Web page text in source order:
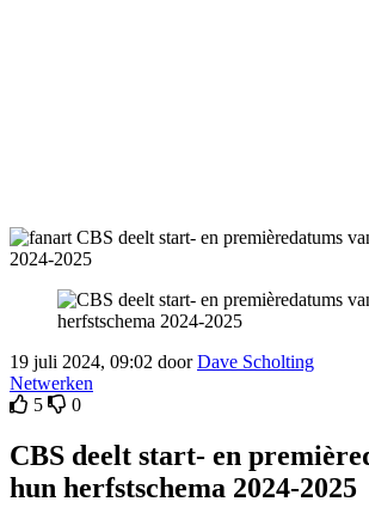
19 juli 2024, 09:02 doorDave Scholting
Netwerken
5
0
CBS deelt start- en
hun herfstschema 2024-2025